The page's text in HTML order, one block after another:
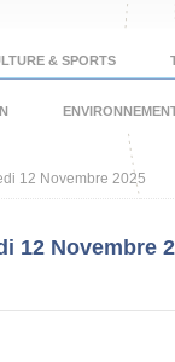
& SPORTS
12 Novembre 2025
12 Novembre